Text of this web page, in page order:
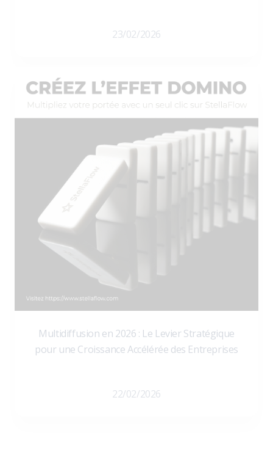
23/02/2026
Multidiffusion en 2026 : Le Levier Stratégique
pour une Croissance Accélérée des Entreprises
22/02/2026